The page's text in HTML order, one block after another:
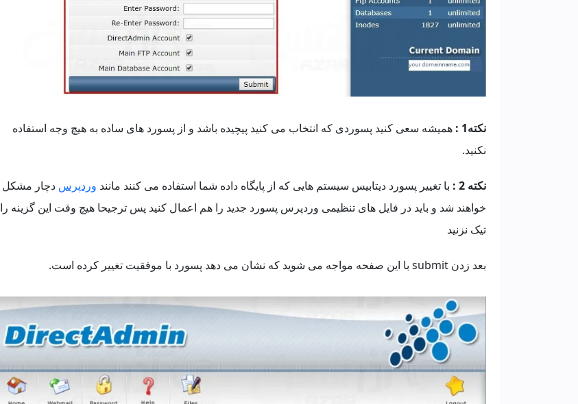
نکته1 :
همیشه سعی کنید پسوردی که انتخاب می کنید پیچیده باشد و از پسورد های ساده به هیچ وجه استفاده
نکنید.
نکته 2 : با تغییر پسورد دیتابیس سیستم هایی که از پایگاه داده شما استفاده می کنند مانند وردپرس دچار مشکل
خواهند شد و باید در فایل های تنظیمی وردپرس پسورد جدید را هم اعمال کنید پس ترجیحا هیچ وقت این گزینه را
تیک نزنید
بعد زدن submit با این صفحه مواجه می شوید که نشان می دهد پسورد با موفقیت تغییر کرده است.